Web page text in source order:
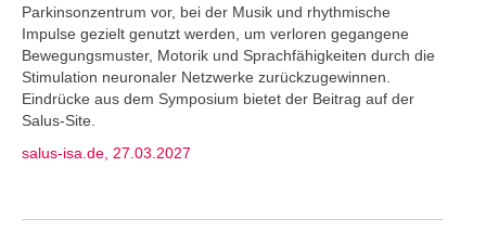
Parkinsonzentrum vor, bei der Musik und rhythmische
Impulse gezielt genutzt werden, um verloren gegangene
Bewegungsmuster, Motorik und Sprachfähigkeiten durch die
Stimulation neuronaler Netzwerke zurückzugewinnen.
Eindrücke aus dem Symposium bietet der Beitrag auf der
Salus-Site.
salus-isa.de, 27.03.2027